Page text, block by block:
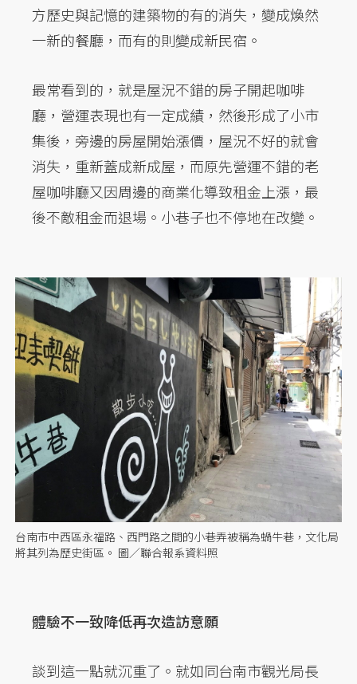
方歷史與記憶的建築物的有的消失，變成煥然
一新的餐廳，而有的則變成新民宿。
最常看到的，就是屋況不錯的房子開起咖啡
廳，營運表現也有一定成績，然後形成了小市
集後，旁邊的房屋開始漲價，屋況不好的就會
消失，重新蓋成新成屋，而原先營運不錯的老
屋咖啡廳又因周邊的商業化導致租金上漲，最
後不敵租金而退場。小巷子也不停地在改變。
台南市中西區永福路、西門路之間的小巷弄被稱為蝸牛巷，文化局
將其列為歷史街區。 圖／聯合報系資料照
體驗不一致降低再次造訪意願
談到這一點就沉重了。就如同台南市觀光局長